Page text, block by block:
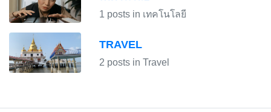
1 posts in เทคโนโลยี
TRAVEL
2 posts in Travel